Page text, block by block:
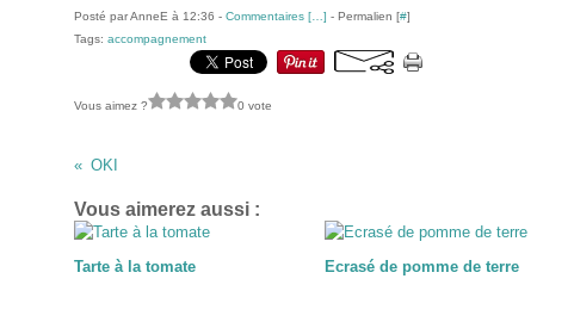
Posté par AnneE à 12:36 - Commentaires [ ] - Permalien [#]
Tags: accompagnement
Vous aimez ? 0 vote
OKI
Vous aimerez aussi :
Tarte à la tomate Ecrasé de pomme de terre